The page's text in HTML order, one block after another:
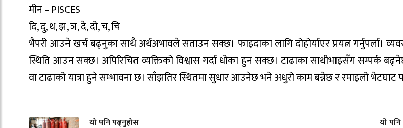
मीन – PISCES
दि, दु, थ, झ, ञ, दे, दो, च, चि
भैपरी आउने खर्च बढ्नुका साथै अर्थअभावले सताउन सक्छ। फाइदाका लागि दोहोर्याएर प्रयत्न गर्नुपर्ला।
स्थिति आउन सक्छ। अपिरिचित व्यक्तिको विश्वास गर्दा धोका हुन सक्छ। टाढाका साथीभाइसँग सम्पर्क
वा टाढाको यात्रा हुने सम्भावना छ। साँझतिर स्थितमा सुधार आउनेछ भने अधुरो काम बन्नेछ र रमाइलो भेटघाट
यो पनि पढ्नुहोस यो